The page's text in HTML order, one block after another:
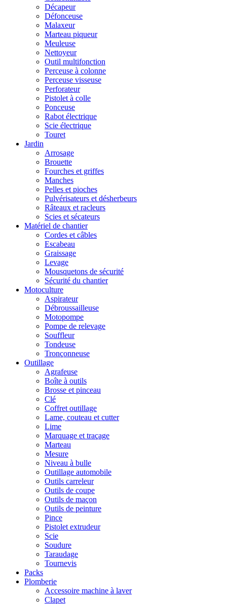
Décapeur
Défonceuse
Malaxeur
Marteau piqueur
Meuleuse
Nettoyeur
Outil multifonction
Perceuse à colonne
Perceuse visseuse
Perforateur
Pistolet à colle
Ponceuse
Rabot électrique
Scie électrique
Touret
Jardin
Arrosage
Brouette
Fourches et griffes
Manches
Pelles et pioches
Pulvérisateurs et désherbeurs
Râteaux et racleurs
Scies et sécateurs
Matériel de chantier
Cordes et câbles
Escabeau
Graissage
Levage
Mousquetons de sécurité
Sécurité du chantier
Motoculture
Aspirateur
Débroussailleuse
Motopompe
Pompe de relevage
Souffleur
Tondeuse
Tronçonneuse
Outillage
Agrafeuse
Boîte à outils
Brosse et pinceau
Clé
Coffret outillage
Lame, couteau et cutter
Lime
Marquage et traçage
Marteau
Mesure
Niveau à bulle
Outillage automobile
Outils carreleur
Outils de coupe
Outils de maçon
Outils de peinture
Pince
Pistolet extrudeur
Scie
Soudure
Taraudage
Tournevis
Packs
Plomberie
Accessoire machine à laver
Clapet